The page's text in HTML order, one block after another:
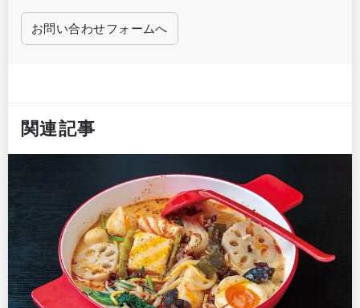
お問い合わせフォームへ
関連記事